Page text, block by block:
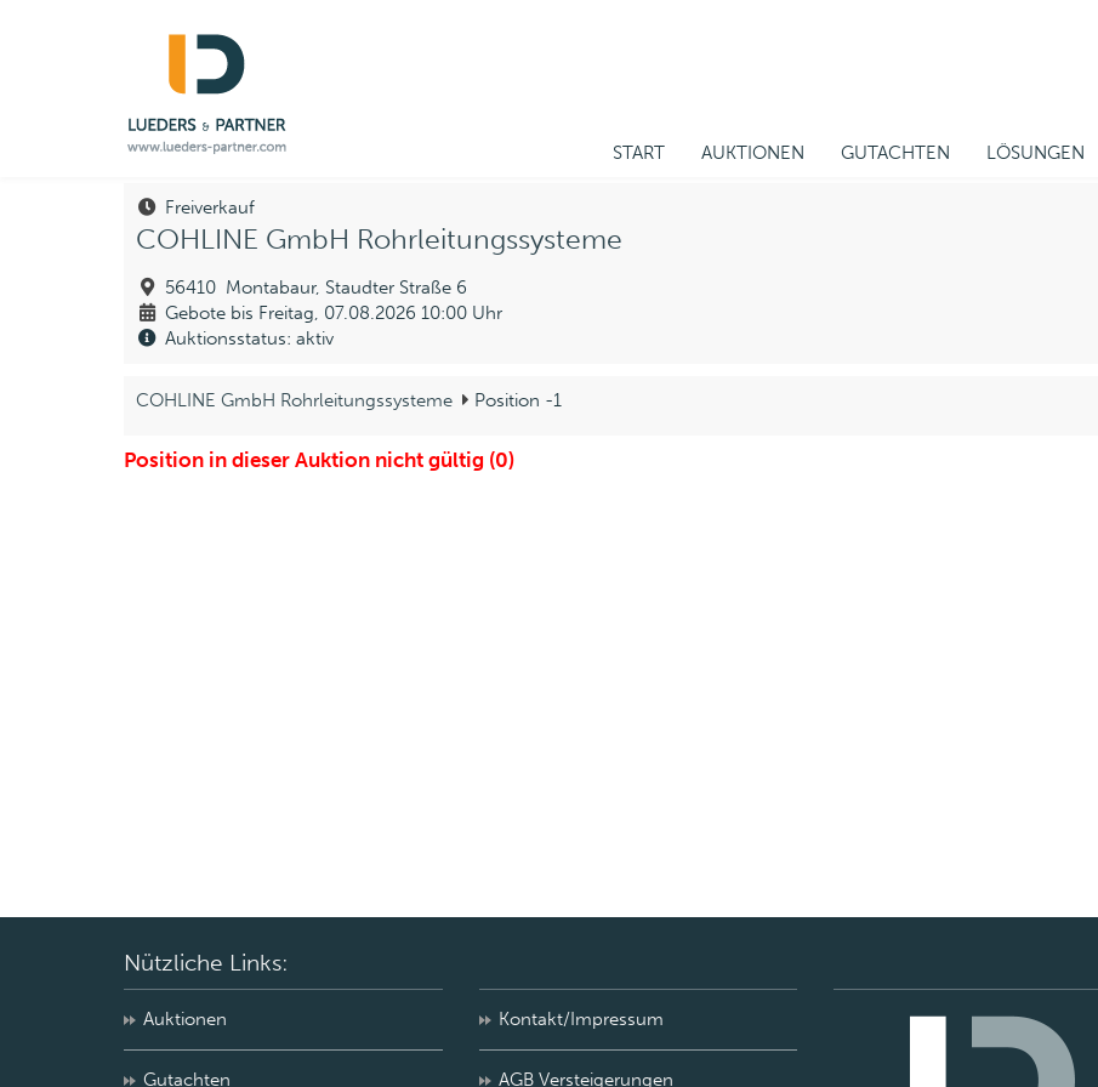
START AUKTIONEN GUTACHTEN LÖSUNGEN
Freiverkauf
COHLINE GmbH Rohrleitungssysteme
56410 Montabaur, Staudter Straße 6
Gebote bis Freitag, 07.08.2026 10:00 Uhr
Auktionsstatus: aktiv
COHLINE GmbH Rohrleitungssysteme Position -1
Position in dieser Auktion nicht gültig (0)
Nützliche Links:
Auktionen
Gutachten
Kontakt/Impressum
AGB Versteigerungen